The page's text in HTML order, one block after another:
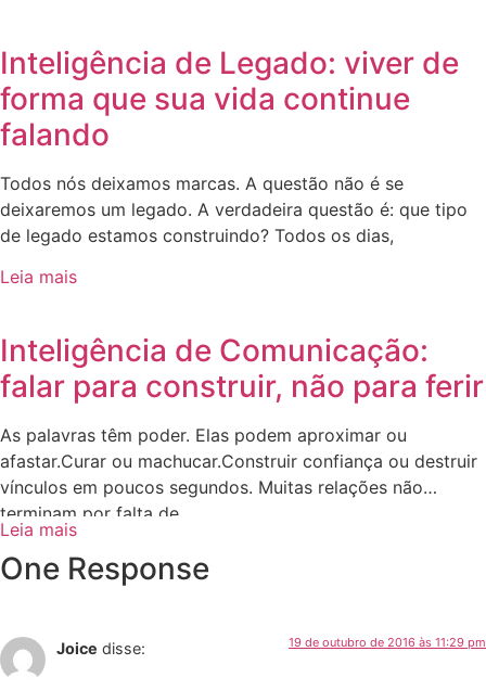
Inteligência de Legado: viver de
forma que sua vida continue
falando
Todos nós deixamos marcas. A questão não é se
deixaremos um legado. A verdadeira questão é: que tipo
de legado estamos construindo? Todos os dias,
Leia mais
Inteligência de Comunicação:
falar para construir, não para ferir
As palavras têm poder. Elas podem aproximar ou
afastar.Curar ou machucar.Construir confiança ou destruir
vínculos em poucos segundos. Muitas relações não
terminam por falta de
Leia mais
One Response
Joice disse: 19 de outubro de 2016 às 11:29 pm